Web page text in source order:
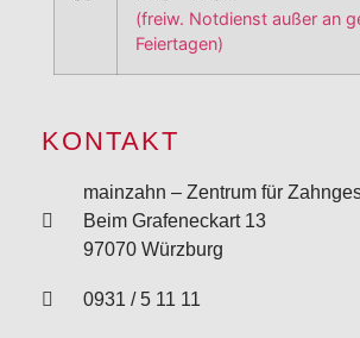
(freiw. Notdienst außer an
Feiertagen)
KONTAKT
mainzahn – Zentrum für
Beim Grafeneckart 13
97070 Würzburg
0931 / 5 11 11